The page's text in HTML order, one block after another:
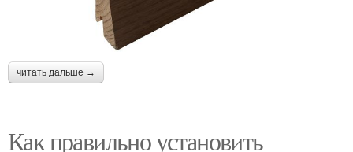
читать дальше →
Как правильно установить